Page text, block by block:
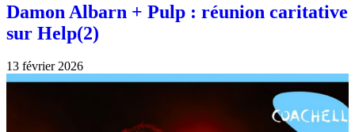
Damon Albarn + Pulp : réunion caritative
sur Help(2)
13 février 2026